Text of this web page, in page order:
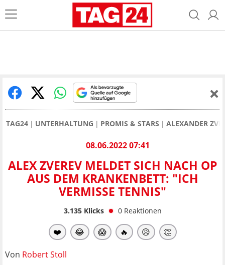
TAG24 UNTERHALTUNG PROMIS & STARS ALEXANDER
08.06.2022 07:41
ALEX ZVEREV MELDET SICH NACH OP
AUS DEM KRANKENBETT: "ICH
VERMISSE TENNIS"
3.135Klicks 0 Reaktionen
❤️ 😂 😱 🔥 😥 👏
Von Robert Stoll